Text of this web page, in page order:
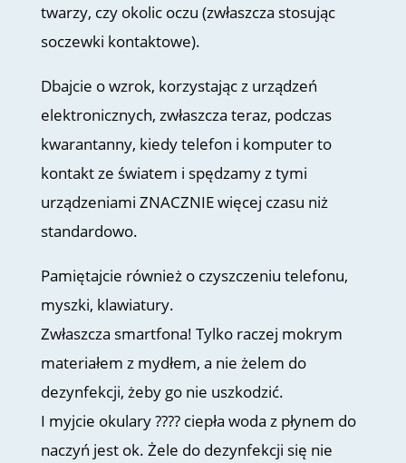
twarzy, czy okolic oczu (zwłaszcza stosując
soczewki kontaktowe).
Dbajcie o wzrok, korzystając z urządzeń
elektronicznych, zwłaszcza teraz, podczas
kwarantanny, kiedy telefon i komputer to
kontakt ze światem i spędzamy z tymi
urządzeniami ZNACZNIE więcej czasu niż
standardowo.
Pamiętajcie również o czyszczeniu telefonu,
myszki, klawiatury.
Zwłaszcza smartfona! Tylko raczej mokrym
materiałem z mydłem, a nie żelem do
dezynfekcji, żeby go nie uszkodzić.
I myjcie okulary ???? ciepła woda z płynem do
naczyń jest ok. Żele do dezynfekcji się nie